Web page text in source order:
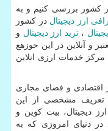
کشور بررسی کنیم و به
ارز دیجیتال در کشور
،ترید ارز دیجیتال و
و آنلاین در این حوزهع
مرکز خدمات ارزی انلاین
اقتصادی و فضای مجازی
مشخصی از این
دیجیتال، بیت کوین و
دنیای امروزی که به